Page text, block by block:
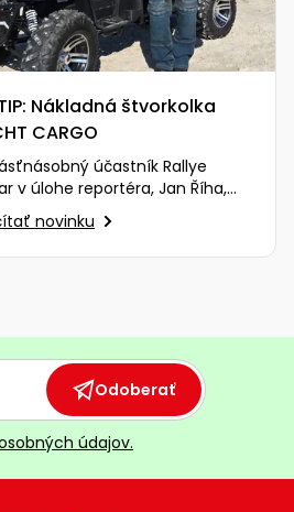
Nákladná štvorkolka
CARGO
účastník Rallye
v úlohe reportéra, Jan Říha,
programu AUTOSALON sa
postaví výzve,…
novinku
Odoberať
údajov.